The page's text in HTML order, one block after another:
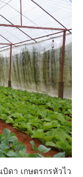
ดา เกษตรกรหัวไว